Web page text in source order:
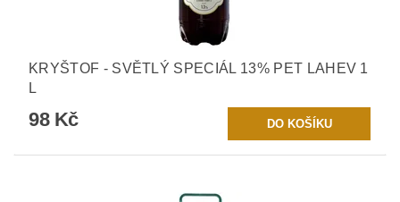
KRYŠTOF - SVĚTLÝ SPECIÁL 13% PET LAHEV 1
L
98 Kč